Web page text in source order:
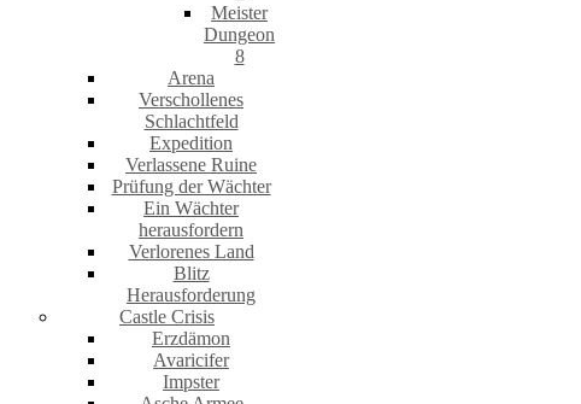
Meister
Dungeon
8
Arena
Verschollenes
Schlachtfeld
Expedition
Verlassene Ruine
Prüfung der Wächter
Ein Wächter
herausfordern
Verlorenes Land
Blitz
Herausforderung
Castle Crisis
Erzdämon
Avaricifer
Impster